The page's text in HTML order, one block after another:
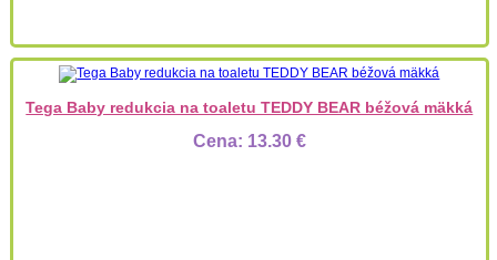
Tega Baby redukcia na toaletu TEDDY BEAR béžová mäkká
Cena: 13.30 €